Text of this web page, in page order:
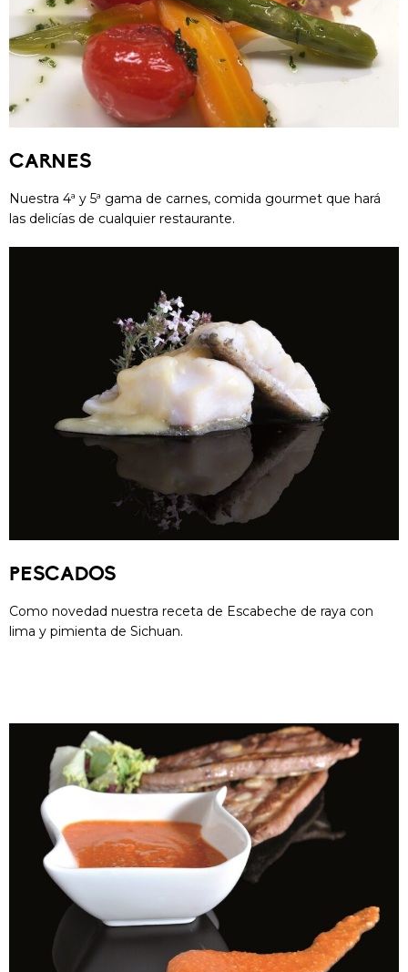
CARNES
Nuestra 4ª y 5ª gama de carnes, comida gourmet que hará
las delicías de cualquier restaurante.
PESCADOS
Como novedad nuestra receta de Escabeche de raya con
lima y pimienta de Sichuan.